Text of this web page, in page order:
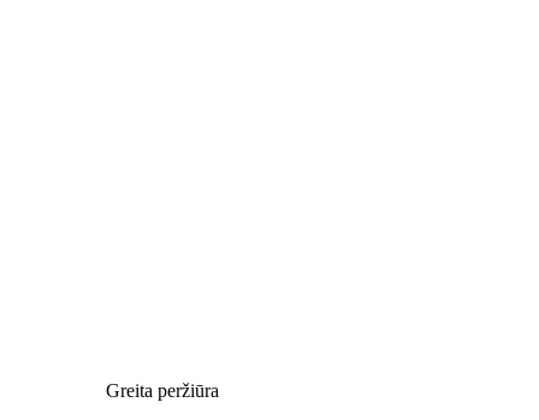
Greita peržiūra